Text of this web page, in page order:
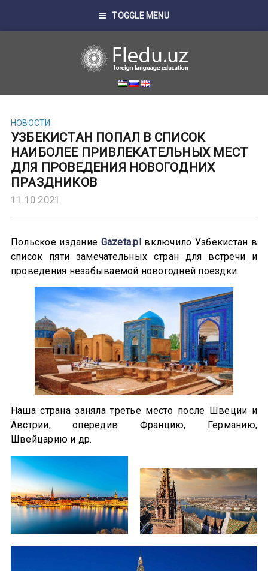
TOGGLE MENU
НОВОСТИ
УЗБЕКИСТАН ПОПАЛ В СПИСОК
НАИБОЛЕЕ ПРИВЛЕКАТЕЛЬНЫХ МЕСТ
ДЛЯ ПРОВЕДЕНИЯ НОВОГОДНИХ
ПРАЗДНИКОВ
11.10.2021
Польское издание Gazeta.pl включило Узбекистан в
список пяти замечательных стран для встречи и
проведения незабываемой новогодней поездки.
Наша страна заняла третье место после Швеции и
Австрии, опередив Францию, Германию,
Швейцарию и др.